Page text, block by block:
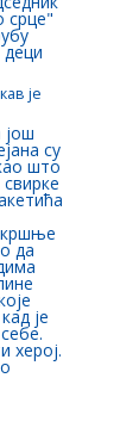
срце"
деци
је
још
су
што
да
је
херој.